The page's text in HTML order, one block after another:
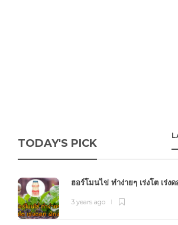
TODAY'S PICK
ฮอร์โมนไข่ ทำง่ายๆ เร่งโต เร่ง
3 years ago